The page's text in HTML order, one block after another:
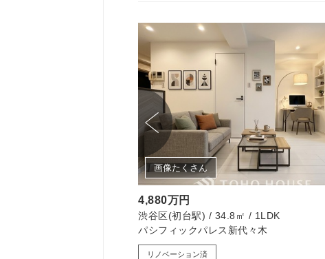
画像たくさん
4,880万円
渋谷区(初台駅) / 34.8㎡ / 1LDK
パシフィックパレス新代々木
リノベーション済